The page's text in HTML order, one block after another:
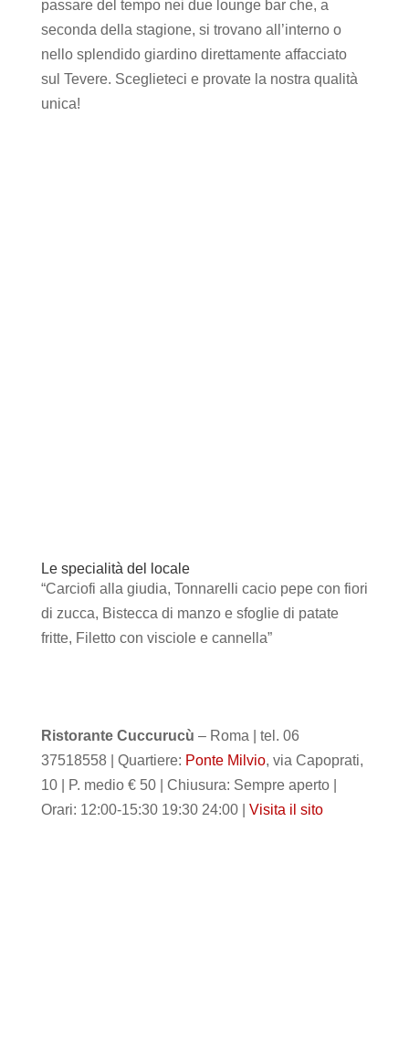
passare del tempo nei due lounge bar che, a
seconda della stagione, si trovano all’interno o
nello splendido giardino direttamente affacciato
sul Tevere. Sceglieteci e provate la nostra qualità
unica!
Le specialità del locale
“Carciofi alla giudia, Tonnarelli cacio pepe con fiori
di zucca, Bistecca di manzo e sfoglie di patate
fritte, Filetto con visciole e cannella”
Ristorante Cuccurucù – Roma | tel. 06
37518558 | Quartiere: Ponte Milvio, via Capoprati,
10 | P. medio € 50 | Chiusura: Sempre aperto |
Orari: 12:00-15:30 19:30 24:00 | Visita il sito